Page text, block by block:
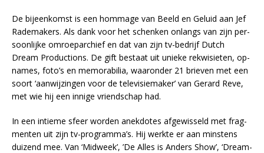
De bij­een­komst is een hom­ma­ge van Beeld en Ge­luid aan Jef
Ra­de­ma­kers. Als dank voor het schen­ken on­langs van zijn per­
soon­lij­ke om­roe­par­chief en dat van zijn tv-be­drijf Dut­ch
Dream Pro­duc­ti­ons. De gift be­staat uit unie­ke re­kwi­sie­ten, op­
na­mes, fo­to’s en me­mo­ra­bi­lia, waar­on­der 21 brie­ven met een
soort ‘aan­wij­zin­gen voor de te­le­vi­sie­ma­ker’ van Gerard Reve,
met wie hij een in­ni­ge vriend­schap had.
In een in­tie­me sfeer wor­den anek­do­tes af­ge­wis­seld met frag­
men­ten uit zijn tv-pro­gram­ma’s. Hij werk­te er aan min­stens
dui­zend mee. Van ‘Mid­week’, ’De Al­les is An­ders Show’, ‘Dream­